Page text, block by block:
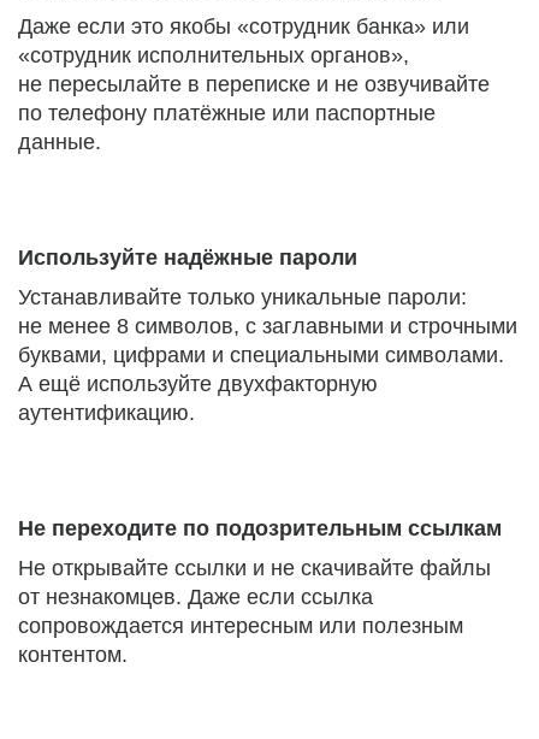
Даже если это якобы «сотрудник банка» или
«сотрудник исполнительных органов»,
не пересылайте в переписке и не озвучивайте
по телефону платёжные или паспортные
данные.
Используйте надёжные пароли
Устанавливайте только уникальные пароли:
не менее 8 символов, с заглавными и строчными
буквами, цифрами и специальными символами.
А ещё используйте двухфакторную
аутентификацию.
Не переходите по подозрительным ссылкам
Не открывайте ссылки и не скачивайте файлы
от незнакомцев. Даже если ссылка
сопровождается интересным или полезным
контентом.